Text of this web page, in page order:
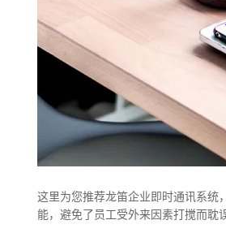
这里为您推荐龙笛企业即时通讯系统
能，避免了员工受外来因素打搅而耽